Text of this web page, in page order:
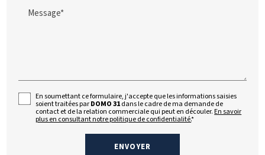
Message*
En soumettant ce formulaire, j'accepte que les informations saisies
soient traitées parDOMO 31dans le cadre de ma demande de
contact et de la relation commerciale qui peut en découler.En savoir
plus en consultant notre politique de confidentialité.*